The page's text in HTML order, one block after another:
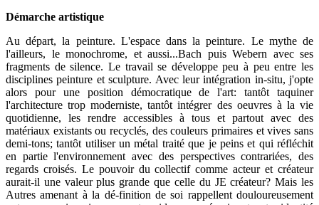
Démarche artistique
Au départ, la peinture. L'espace dans la peinture. Le mythe de
l'ailleurs, le monochrome, et aussi...Bach puis Webern avec ses
fragments de silence. Le travail se développe peu à peu entre les
disciplines peinture et sculpture. Avec leur intégration in-situ, j'opte
alors pour une position démocratique de l'art: tantôt taquiner
l'architecture trop moderniste, tantôt intégrer des oeuvres à la vie
quotidienne, les rendre accessibles à tous et partout avec des
matériaux existants ou recyclés, des couleurs primaires et vives sans
demi-tons; tantôt utiliser un métal traité que je peins et qui réfléchit
en partie l'environnement avec des perspectives contrariées, des
regards croisés. Le pouvoir du collectif comme acteur et créateur
aurait-il une valeur plus grande que celle du JE créateur? Mais les
Autres amenant à la dé-finition de soi rappellent douloureusement